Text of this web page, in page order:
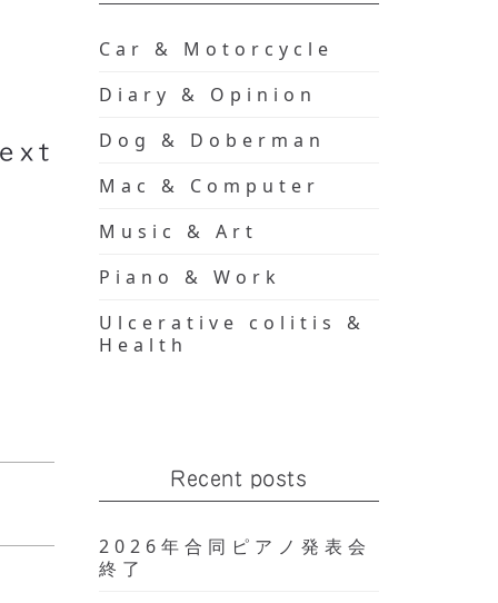
Car & Motorcycle
Diary & Opinion
Dog & Doberman
Mac & Computer
Music & Art
Piano & Work
Ulcerative colitis &
Health
Recent posts
2026年合同ピアノ発表会
終了